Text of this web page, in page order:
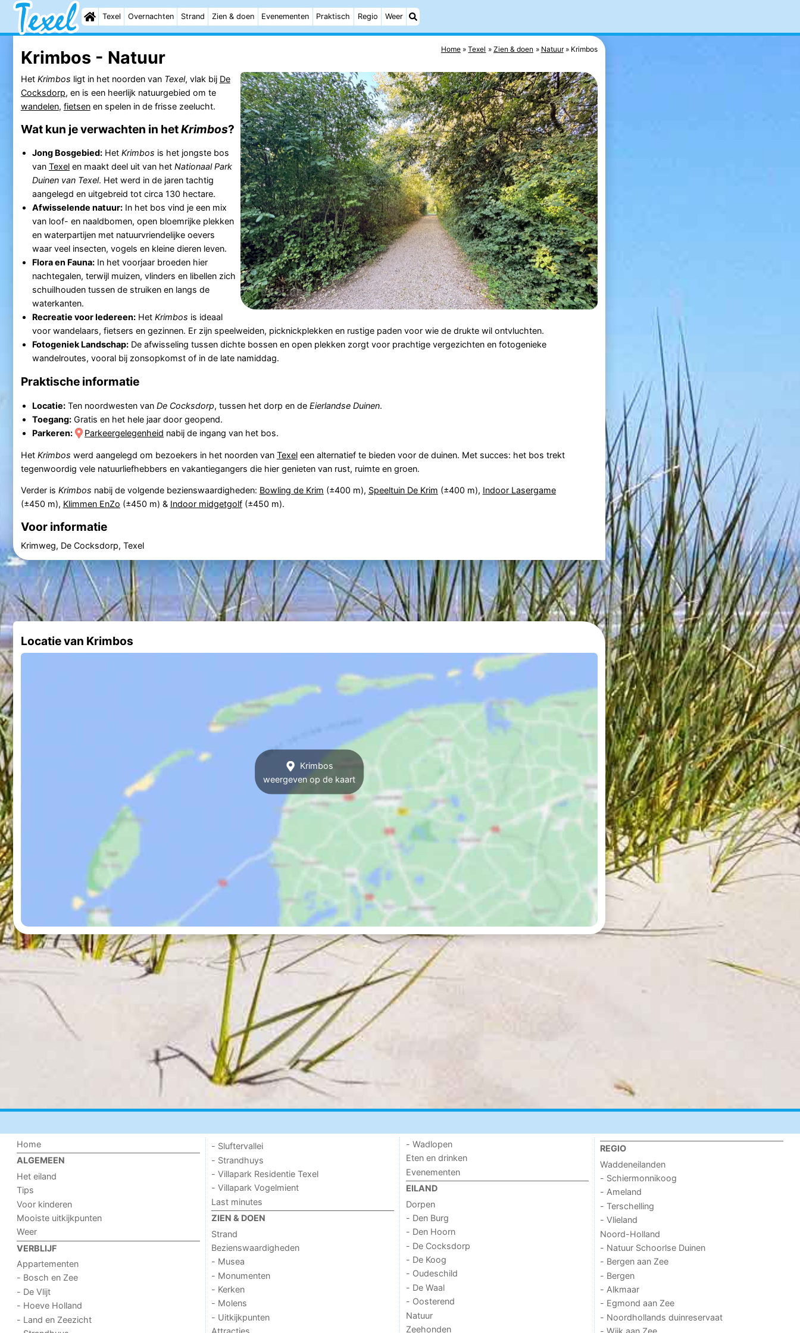
Texel Overnachten Strand Zien & doen Evenementen Praktisch Regio Weer
Home Texel Zien & doen Natuur Krimbos
Krimbos - Natuur
Het Krimbos ligt in het noorden van Texel, vlak bij De
Cocksdorp, en is een heerlijk natuurgebied om te
wandelen, fietsenen spelen in de frisse zeelucht.
Wat kun je verwachten in hetKrimbos?
Jong Bosgebied:Het Krimbos is het jongste bos
van Texelen maakt deel uit van het Nationaal Park
Duinen van Texel. Het werd in de jaren tachtig
aangelegd en uitgebreid tot circa 130 hectare.
Afwisselende natuur:In het bos vind je een mix
van loof- en naaldbomen, open bloemrijke plekken
en waterpartijen met natuurvriendelijke oevers
waar veel insecten, vogels en kleine dieren leven.
Flora en Fauna:In het voorjaar broeden hier
nachtegalen, terwijl muizen, vlinders en libellen zich
schuilhouden tussen de struiken en langs de
waterkanten.
Recreatie voor Iedereen:Het Krimbos is ideaal
voor wandelaars, fietsers en gezinnen. Er zijn speelweiden, picknickplekken en rustige paden voor wie de drukte wil ontvluchten.
Fotogeniek Landschap:De afwisseling tussen dichte bossen en open plekken zorgt voor prachtige vergezichten en fotogenieke
wandelroutes, vooral bij zonsopkomst of in de late namiddag.
Praktische informatie
Locatie:Ten noordwesten van De Cocksdorp, tussen het dorp en de Eierlandse Duinen.
Toegang:Gratis en het hele jaar door geopend.
Parkeren:
Parkeergelegenheid nabij de ingang van het bos.
Het Krimbos werd aangelegd om bezoekers in het noorden van Texeleen alternatief te bieden voor de duinen. Met succes: het bos trekt
tegenwoordig vele natuurliefhebbers en vakantiegangers die hier genieten van rust, ruimte en groen.
Verder is Krimbos nabij de volgende bezienswaardigheden: Bowling de Krim (±400 m), Speeltuin De Krim (±400 m), Indoor Lasergame
(±450 m), Klimmen EnZo (±450 m) & Indoor midgetgolf(±450 m).
Voor informatie
Krimweg, De Cocksdorp, Texel
Locatie van Krimbos
Krimbos
weergeven op de kaart
Home
ALGEMEEN
Het eiland
Tips
Voor kinderen
Mooiste uitkijkpunten
Weer
VERBLIJF
Appartementen
- Bosch en Zee
- De Vlijt
- Hoeve Holland
- Land en Zeezicht
- Sluftervallei
- Strandhuys
- Villapark Residentie Texel
- Villapark Vogelmient
Last minutes
ZIEN & DOEN
Strand
Bezienswaardigheden
- Musea
- Monumenten
- Kerken
- Molens
- Uitkijkpunten
- Wadlopen
Eten en drinken
Evenementen
EILAND
Dorpen
- Den Burg
- Den Hoorn
- De Cocksdorp
- De Koog
- Oudeschild
- De Waal
- Oosterend
Natuur
Zeehonden
REGIO
Waddeneilanden
- Schiermonnikoog
- Ameland
- Terschelling
- Vlieland
Noord-Holland
- Natuur Schoorlse Duinen
- Bergen aan Zee
- Bergen
- Alkmaar
- Egmond aan Zee
- Noordhollands duinreservaat